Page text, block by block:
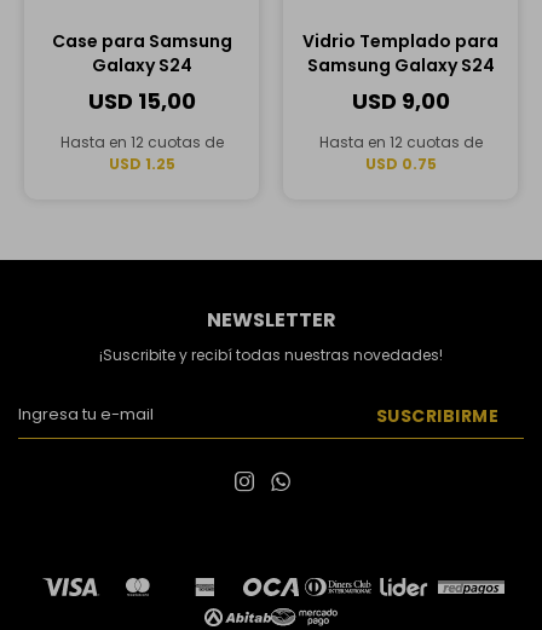
Case para Samsung
Galaxy S24
USD 15,00
Hasta en 12 cuotas de
USD 1.25
Vidrio Templado para
Samsung Galaxy S24
USD 9,00
Hasta en 12 cuotas de
USD 0.75
NEWSLETTER
¡Suscribite y recibí todas nuestras novedades!
SUSCRIBIRME
 